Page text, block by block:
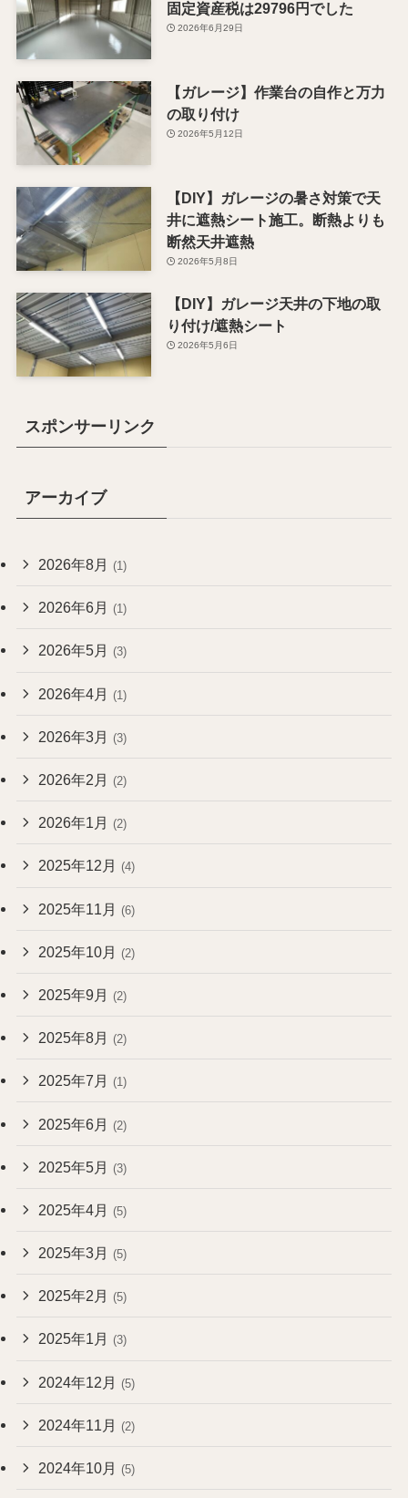
固定資産税は29796円でした
2026年6月29日
【ガレージ】作業台の自作と万力
の取り付け
2026年5月12日
【DIY】ガレージの暑さ対策で天
井に遮熱シート施工。断熱よりも
断然天井遮熱
2026年5月8日
【DIY】ガレージ天井の下地の取
り付け/遮熱シート
2026年5月6日
スポンサーリンク
アーカイブ
2026年8月 (1)
2026年6月 (1)
2026年5月 (3)
2026年4月 (1)
2026年3月 (3)
2026年2月 (2)
2026年1月 (2)
2025年12月 (4)
2025年11月 (6)
2025年10月 (2)
2025年9月 (2)
2025年8月 (2)
2025年7月 (1)
2025年6月 (2)
2025年5月 (3)
2025年4月 (5)
2025年3月 (5)
2025年2月 (5)
2025年1月 (3)
2024年12月 (5)
2024年11月 (2)
2024年10月 (5)